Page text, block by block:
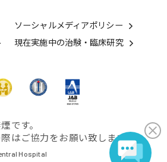
ソーシャルメディアポリシー
現在実施中の治験・臨床研究
です。
はご協力をお願い致します。
Hospital